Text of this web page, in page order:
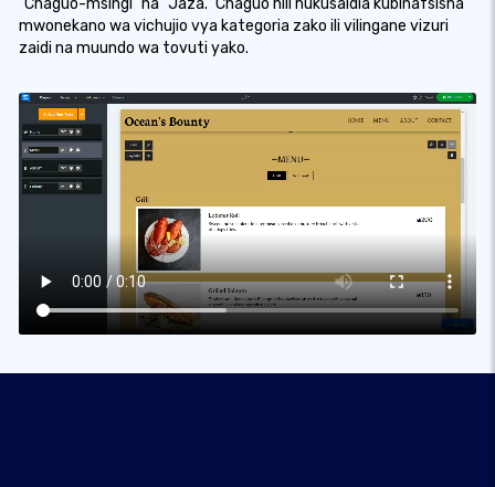
"Chaguo-msingi" na "Jaza." Chaguo hili hukusaidia kubinafsisha
mwonekano wa vichujio vya kategoria zako ili vilingane vizuri
zaidi na muundo wa tovuti yako.